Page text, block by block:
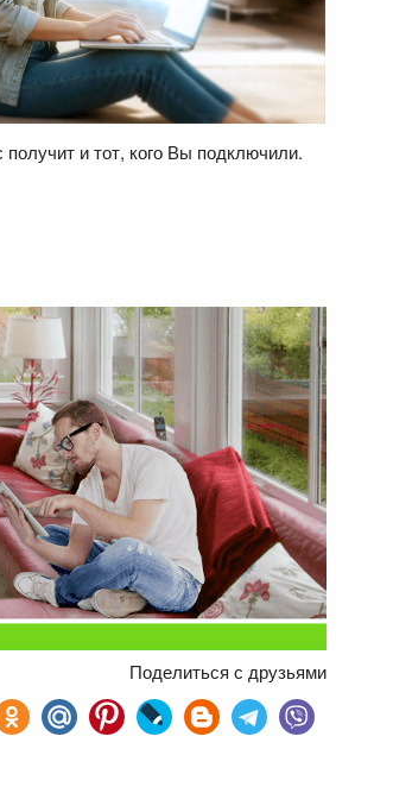
и тот, кого Вы подключили.
Поделиться с друзьями